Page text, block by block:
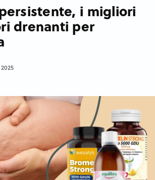
i migliori
drenanti per